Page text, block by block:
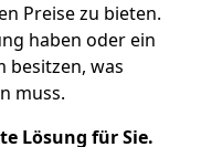
Preise zu bieten.
haben oder ein
besitzen, was
muss.
Lösung für Sie.